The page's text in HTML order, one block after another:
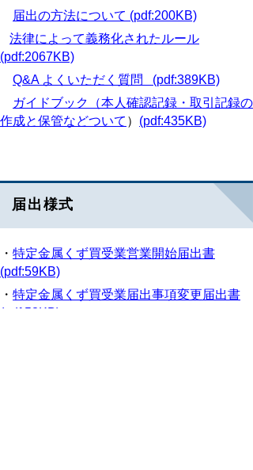
届出の方法について (pdf:200KB)
法律によって義務化されたルール
(pdf:2067KB)
Q&A よくいただく質問 (pdf:389KB)
ガイドブック（本人確認記録・取引記録の
作成と保管などついて ） (pdf:435KB)
届出様式
・ 特定金属くず買受業営業開始届出書
(pdf:59KB)
・ 特定金属くず買受業届出事項変更届出書
(pdf:53KB)